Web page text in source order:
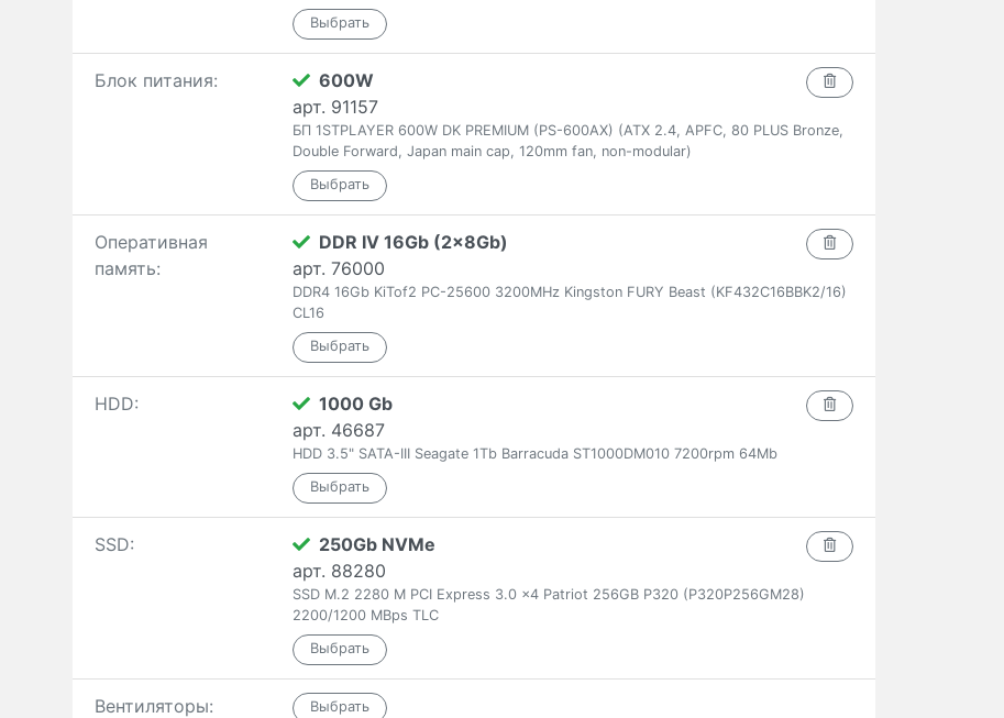
Блок питания:
600W
арт. 91157
БП 1STPLAYER 600W DK PREMIUM (PS-600AX) (ATX 2.4, APFC, 80 PLUS Bronze,
Double Forward, Japan main cap, 120mm fan, non-modular)
Оперативная
память:
DDR IV 16Gb (2x8Gb)
арт. 76000
DDR4 16Gb KiTof2 PC-25600 3200MHz Kingston FURY Beast (KF432C16BBK2/16)
CL16
HDD:
1000 Gb
арт. 46687
HDD 3.5" SATA-III Seagate 1Tb Barracuda ST1000DM010 7200rpm 64Mb
SSD:
250Gb NVMe
арт. 88280
SSD M.2 2280 M PCI Express 3.0 x4 Patriot 256GB P320 (P320P256GM28)
2200/1200 MBps TLC
Вентиляторы: